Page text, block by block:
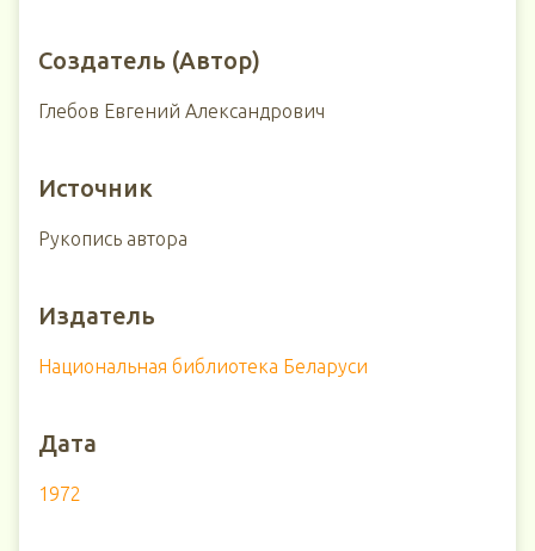
Создатель (Автор)
Глебов Евгений Александрович
Источник
Рукопись автора
Издатель
Национальная библиотека Беларуси
Дата
1972